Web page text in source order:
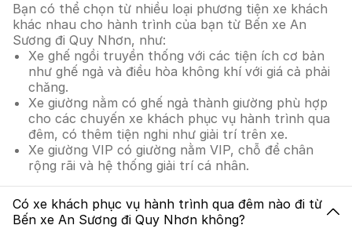
Bạn có thể chọn từ nhiều loại phương tiện xe khách
khác nhau cho hành trình của bạn từ Bến xe An
Sương đi Quy Nhơn, như:
Xe ghế ngồi truyền thống với các tiện ích cơ bản
như ghế ngả và điều hòa không khí với giá cả phải
chăng.
Xe giường nằm có ghế ngả thành giường phù hợp
cho các chuyến xe khách phục vụ hành trình qua
đêm, có thêm tiện nghi như giải trí trên xe.
Xe giường VIP có giường nằm VIP, chỗ để chân
rộng rãi và hệ thống giải trí cá nhân.
Có xe khách phục vụ hành trình qua đêm nào đi từ
Bến xe An Sương đi Quy Nhơn không?